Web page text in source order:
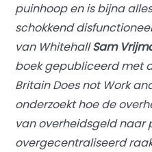
puinhoop en is bijna
schokkend
van WhitehallSam
boek gepubliceerd met
Britain Does not Work
onderzoekt hoe de
van overheidsgeld naar
overgecentraliseerd